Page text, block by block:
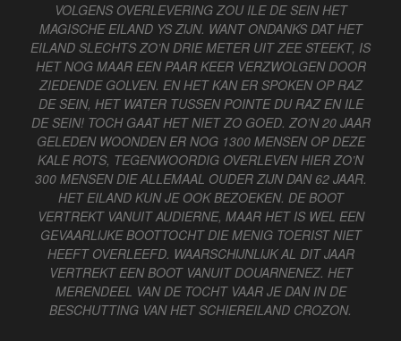
VOLGENS OVERLEVERING ZOU ILE DE SEIN HET
MAGISCHE EILAND YS ZIJN. WANT ONDANKS DAT HET
EILAND SLECHTS ZO’N DRIE METER UIT ZEE STEEKT, IS
HET NOG MAAR EEN PAAR KEER VERZWOLGEN DOOR
ZIEDENDE GOLVEN. EN HET KAN ER SPOKEN OP RAZ
DE SEIN, HET WATER TUSSEN POINTE DU RAZ EN ILE
DE SEIN! TOCH GAAT HET NIET ZO GOED. ZO’N 20 JAAR
GELEDEN WOONDEN ER NOG 1300 MENSEN OP DEZE
KALE ROTS, TEGENWOORDIG OVERLEVEN HIER ZO’N
300 MENSEN DIE ALLEMAAL OUDER ZIJN DAN 62 JAAR.
HET EILAND KUN JE OOK BEZOEKEN. DE BOOT
VERTREKT VANUIT AUDIERNE, MAAR HET IS WEL EEN
GEVAARLIJKE BOOTTOCHT DIE MENIG TOERIST NIET
HEEFT OVERLEEFD. WAARSCHIJNLIJK AL DIT JAAR
VERTREKT EEN BOOT VANUIT DOUARNENEZ. HET
MERENDEEL VAN DE TOCHT VAAR JE DAN IN DE
BESCHUTTING VAN HET SCHIEREILAND CROZON.